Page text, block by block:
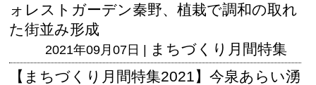
ォレストガーデン秦野、植栽で調和の取れ
た街並み形成
2021年09月07日 | まちづくり月間特集
【まちづくり月間特集2021】今泉あらい湧